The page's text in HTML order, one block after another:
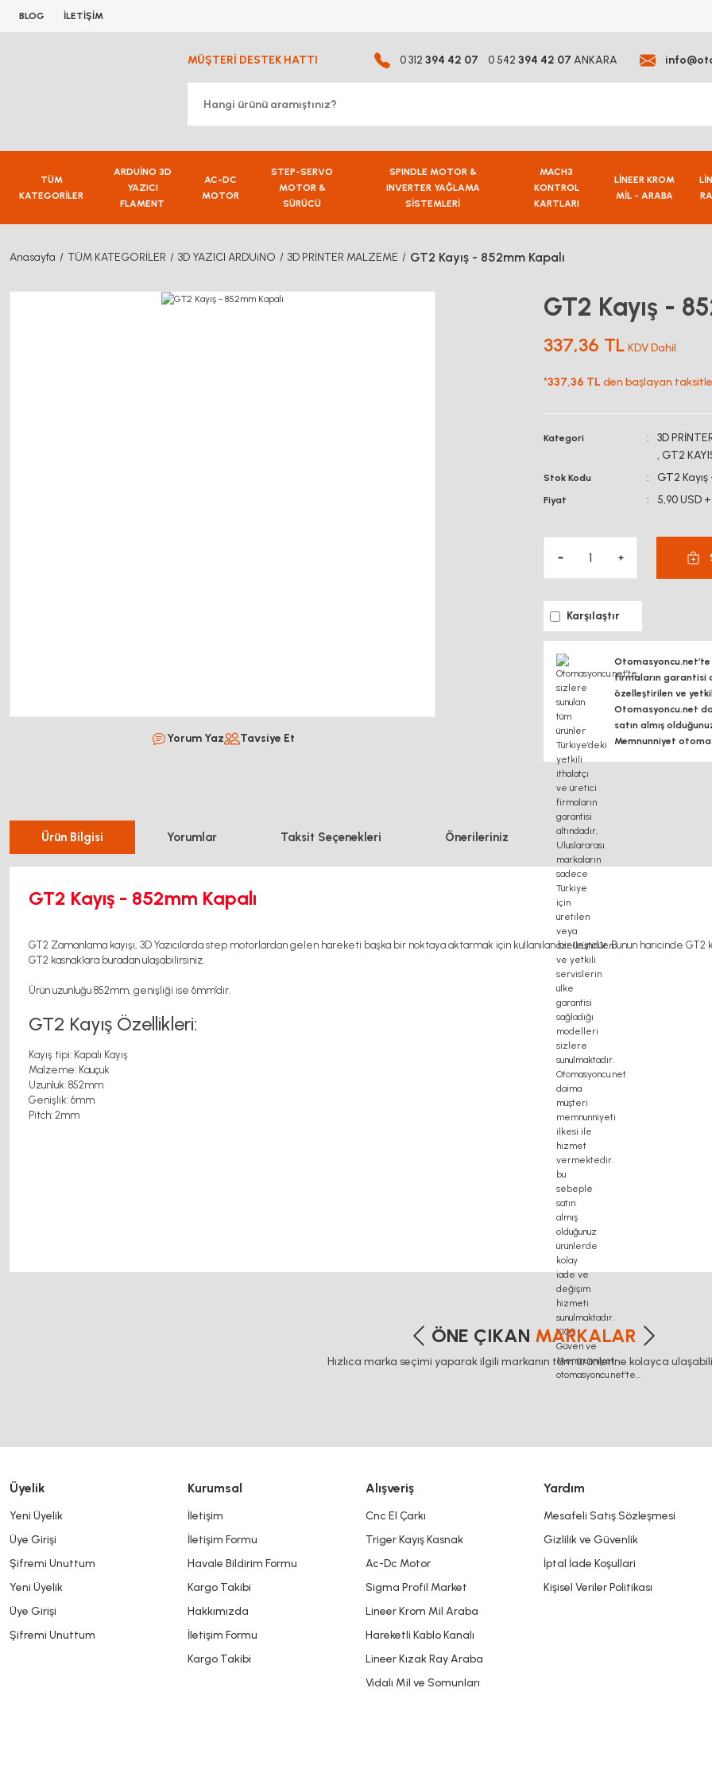
BLOG İLETİŞİM
MÜŞTERİ DESTEK HATTI 0 312 394 42 07 0 542 394 42 07 ANKARA
TÜM
KATEGORİLER
ARDUİNO 3D
YAZICI
FLAMENT
AC-DC
MOTOR
STEP-SERVO
MOTOR &
SÜRÜCÜ
SPINDLE MOTOR &
INVERTER YAĞLAMA
SİSTEMLERİ
MACH3
KONTROL
KARTLARI
LİNEER KROM
MİL - ARABA
Anasayfa TÜM KATEGORİLER 3D YAZICI ARDUiNO 3D PRİNTER MALZEME GT2 Kayış - 852mm Kapalı
Yorum Yaz Tavsiye Et
GT2 Kayış -
337,36 TL KDV Dahil
*337,36 TL den başlayan
Kategori 3D
, GT2
Stok Kodu GT2
Fiyat 5,90 USD
Karşılaştır
firmaların garantisi
özelleştirilen ve
Otomasyoncu.net
satın almış
Memnunniyet
Ürün Bilgisi Yorumlar Taksit Seçenekleri Önerileriniz
GT2 Kayış - 852mm Kapalı
GT2 Zamanlama kayışı, 3D Yazıcılarda step motorlardan gelen hareketi başka bir noktaya aktarmak için kullanılan bir üründür. Bunun haricinde
GT2 kasnaklara buradan ulaşabilirsiniz.
Ürün uzunluğu 852mm, genişliği ise 6mm’dir.
GT2 Kayış Özellikleri:
Kayış tipi: Kapalı Kayış
Malzeme: Kauçuk
Uzunluk: 852mm
Genişlik: 6mm
Pitch: 2mm
motor kaplin fiyatları, sigma profil, 3d yazıcı, kremayer dişli, 45x45 sigma profil, delta haberleşme kablosu, delta plc fiyat, konveyör bant, kramiyer dişli, mantar stop,
Bu ürüne ilk yorumu siz yapın!
Yorum Yaz
Bu ürünün fiyat bilgisi, resim, ürün açıklamalarında ve diğer konularda yetersiz gördüğünüz noktaları öneri formunu kullanarak tarafımıza iletebilirsiniz.
ÖNE ÇIKAN MARKALAR
Hızlıca marka seçimi yaparak ilgili markanın tüm ürünlerine kolayca
Üyelik
Yeni Üyelik
Üye Girişi
Şifremi Unuttum
Yeni Üyelik
Üye Girişi
Şifremi Unuttum
Kurumsal
İletişim
İletişim Formu
Havale Bildirim Formu
Kargo Takibi
Hakkımızda
İletişim Formu
Kargo Takibi
Alışveriş
Cnc El Çarkı
Triger Kayış Kasnak
Ac-Dc Motor
Sigma Profil Market
Lineer Krom Mil Araba
Hareketli Kablo Kanalı
Lineer Kızak Ray Araba
Vidalı Mil ve Somunları
Yardım
Mesafeli Satış Sözleşmesi
Gizlilik ve Güvenlik
İptal İade Koşullari
Kişisel Veriler Politikası